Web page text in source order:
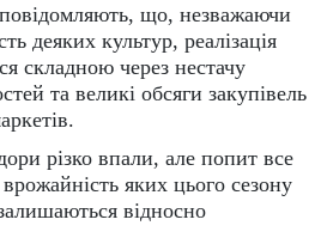
що, незважаючи
деяких культур, реалізація
складною через нестачу
та великі обсяги закупівель
різко впали, але попит все
яких цього сезону
відносно